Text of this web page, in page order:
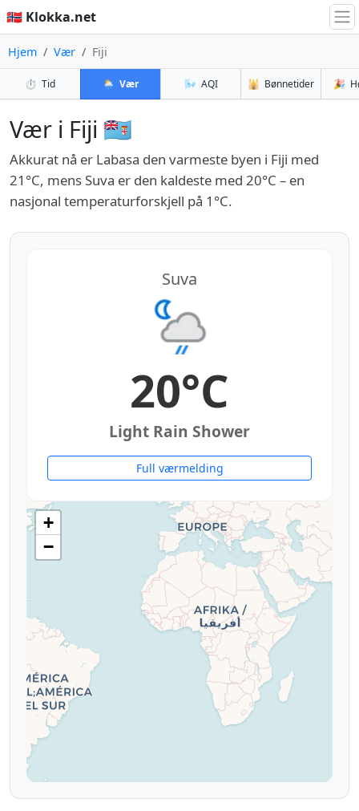
🇳🇴 Klokka.net
Hjem Vær Fiji
⏱️ Tid 🌦️ Vær 🌬️ AQI 🕌 Bønnetider 🎉
Vær i Fiji 🇫🇯
Akkurat nå er Labasa den varmeste byen i Fiji med
21°C, mens Suva er den kaldeste med 20°C – en
nasjonal temperaturforskjell på 1°C.
Suva
20°C
Light Rain Shower
Full værmelding
+
−